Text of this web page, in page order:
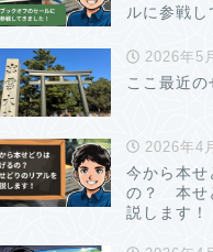
ルに参戦し
2026年5
ここ最近の
2026年4
今から本せ
の？ 本せ
説します！